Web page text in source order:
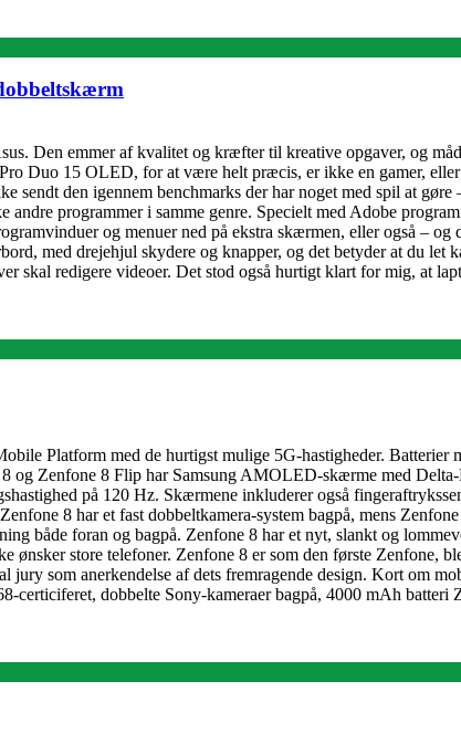
Den emmer af kvalitet og kræfter til kreative opgaver, og
Duo 15 OLED, for at være helt præcis, er ikke en gamer,
den igennem benchmarks der har noget med spil at
programmer i samme genre. Specielt med Adobe
og menuer ned på ekstra skærmen, eller også –
med drejehjul skydere og knapper, og det betyder at du let
skal redigere videoer. Det stod også hurtigt klart for mig, at
Platform med de hurtigst mulige 5G-hastigheder.
Zenfone 8 Flip har Samsung AMOLED-skærme med
på 120 Hz. Skærmene inkluderer også
8 har et fast dobbeltkamera-system bagpå, mens
både foran og bagpå. Zenfone 8 har et nyt, slankt og
ønsker store telefoner. Zenfone 8 er som den første Zenfone,
som anerkendelse af dets fremragende design. Kort om
dobbelte Sony-kameraer bagpå, 4000 mAh